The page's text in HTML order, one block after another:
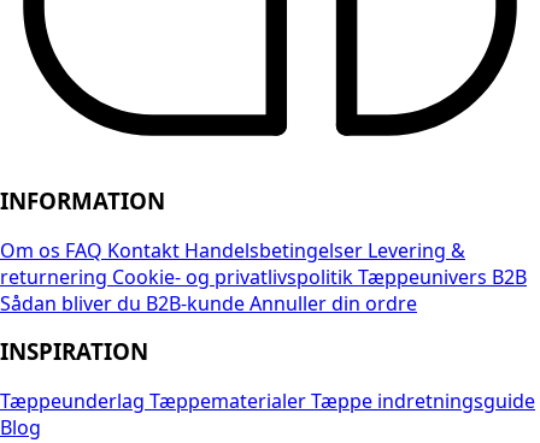
INFORMATION
Om os FAQ Kontakt Handelsbetingelser Levering &
returnering Cookie- og privatlivspolitikTæppeunivers B2B
Sådan bliver du B2B-kundeAnnuller din ordre
INSPIRATION
Tæppeunderlag TæppematerialerTæppe indretningsguide
Blog